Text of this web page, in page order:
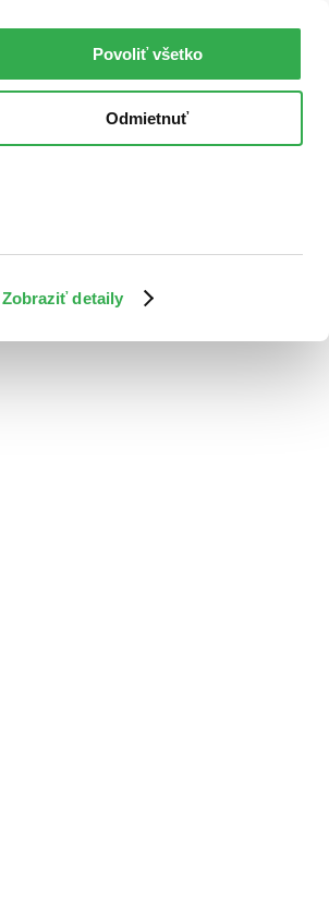
Zobraziť detaily
Povoliť všetko
Odmietnuť